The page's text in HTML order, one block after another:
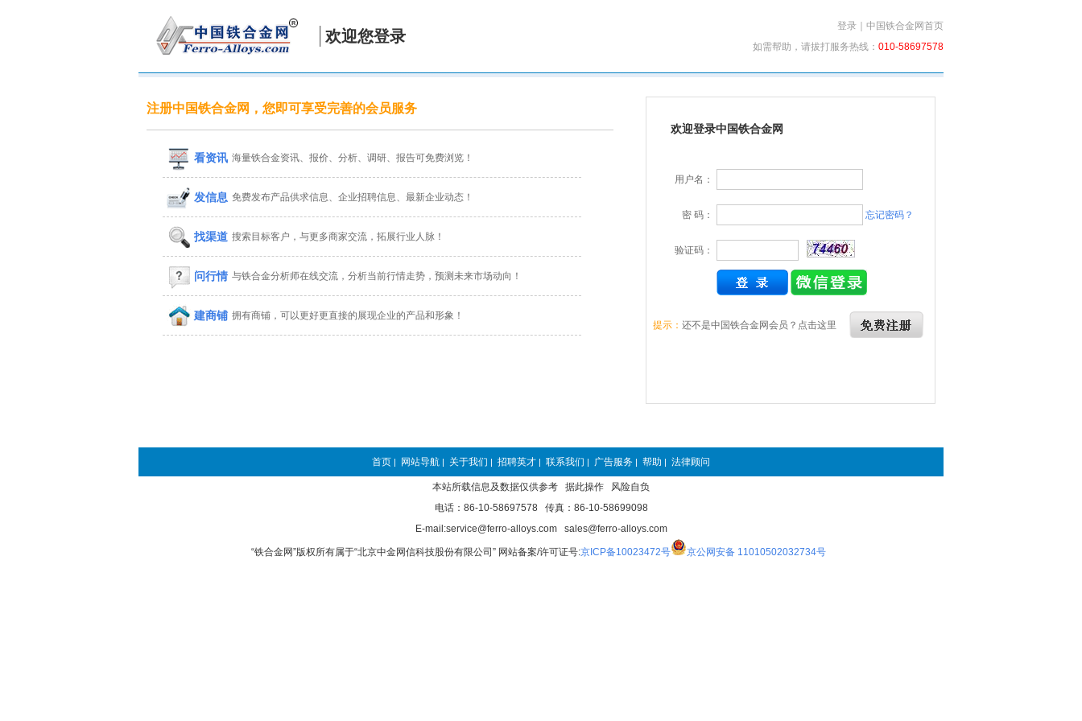
欢迎您登录
登录
中国铁合金网首页
如需帮助，请拔打服务热线： 010-58697578
注册中国铁合金网，您即可享受完善的会员服务
看资讯 海量铁合金资讯、报价、分析、调研、报告可免费浏览！
发信息 免费发布产品供求信息、企业招聘信息、最新企业动态！
找渠道 搜索目标客户，与更多商家交流，拓展行业人脉！
问行情 与铁合金分析师在线交流，分析当前行情走势，预测未来市场动向！
建商铺 拥有商铺，可以更好更直接的展现企业的产品和形象！
欢迎登录中国铁合金网
用户名：
密 码： 忘记密码？
验证码：
提示： 还不是中国铁合金网会员？点击这里
首页 | 网站导航 | 关于我们 | 招聘英才 | 联系我们 | 广告服务 | 帮助 | 法律顾问
本站所载信息及数据仅供参考 据此操作 风险自负
电话：86-10-58697578 传真：86-10-58699098
E-mail:service@ferro-alloys.com sales@ferro-alloys.com
“铁合金网”版权所有属于“北京中金网信科技股份有限公司” 网站备案/许可证号:京ICP备10023472号 京公网安备 11010502032734号